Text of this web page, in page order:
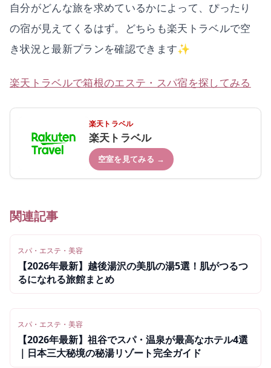
自分がどんな旅を求めているかによって、ぴったり
の宿が見えてくるはず。どちらも楽天トラベルで空
き状況と最新プランを確認できます✨
楽天トラベルで箱根のエステ・スパ宿を探してみる
楽天トラベル
楽天トラベル
空室を見てみる →
関連記事
スパ・エステ・美容
【2026年最新】越後湯沢の美肌の湯5選！肌がつるつ
るになれる旅館まとめ
スパ・エステ・美容
【2026年最新】祖谷でスパ・温泉が最高なホテル4選
｜日本三大秘境の秘湯リゾート完全ガイド